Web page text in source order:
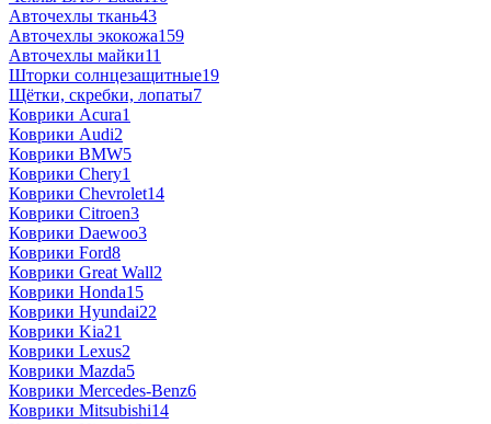
Авточехлы ткань43
Авточехлы экокожа159
Авточехлы майки11
Шторки солнцезащитные19
Щётки, скребки, лопаты7
Коврики Acura1
Коврики Audi2
Коврики BMW5
Коврики Chery1
Коврики Chevrolet14
Коврики Citroen3
Коврики Daewoo3
Коврики Ford8
Коврики Great Wall2
Коврики Honda15
Коврики Hyundai22
Коврики Kia21
Коврики Lexus2
Коврики Mazda5
Коврики Mercedes-Benz6
Коврики Mitsubishi14